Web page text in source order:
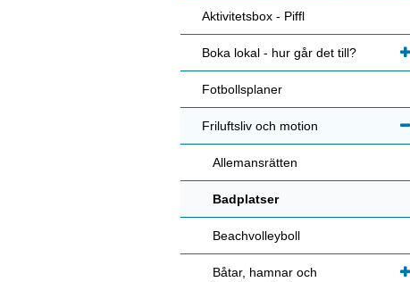
Aktivitetsbox - Piffl
Boka lokal - hur går det till?
Fotbollsplaner
Friluftsliv och motion
Allemansrätten
Badplatser
Beachvolleyboll
Båtar, hamnar och